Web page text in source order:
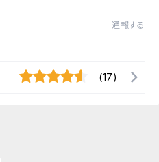
通報する
(17)